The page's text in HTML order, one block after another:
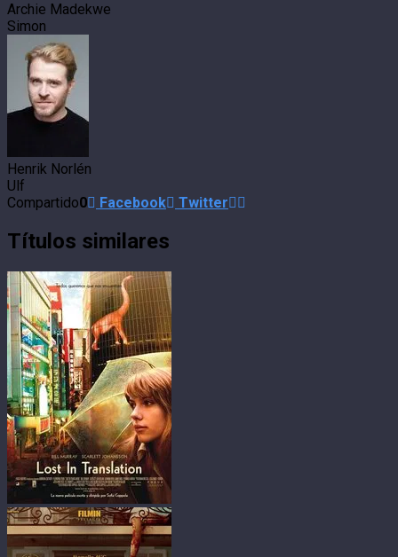
Archie Madekwe
Simon
Henrik Norlén
Ulf
Compartido0 Facebook Twitter
Títulos similares